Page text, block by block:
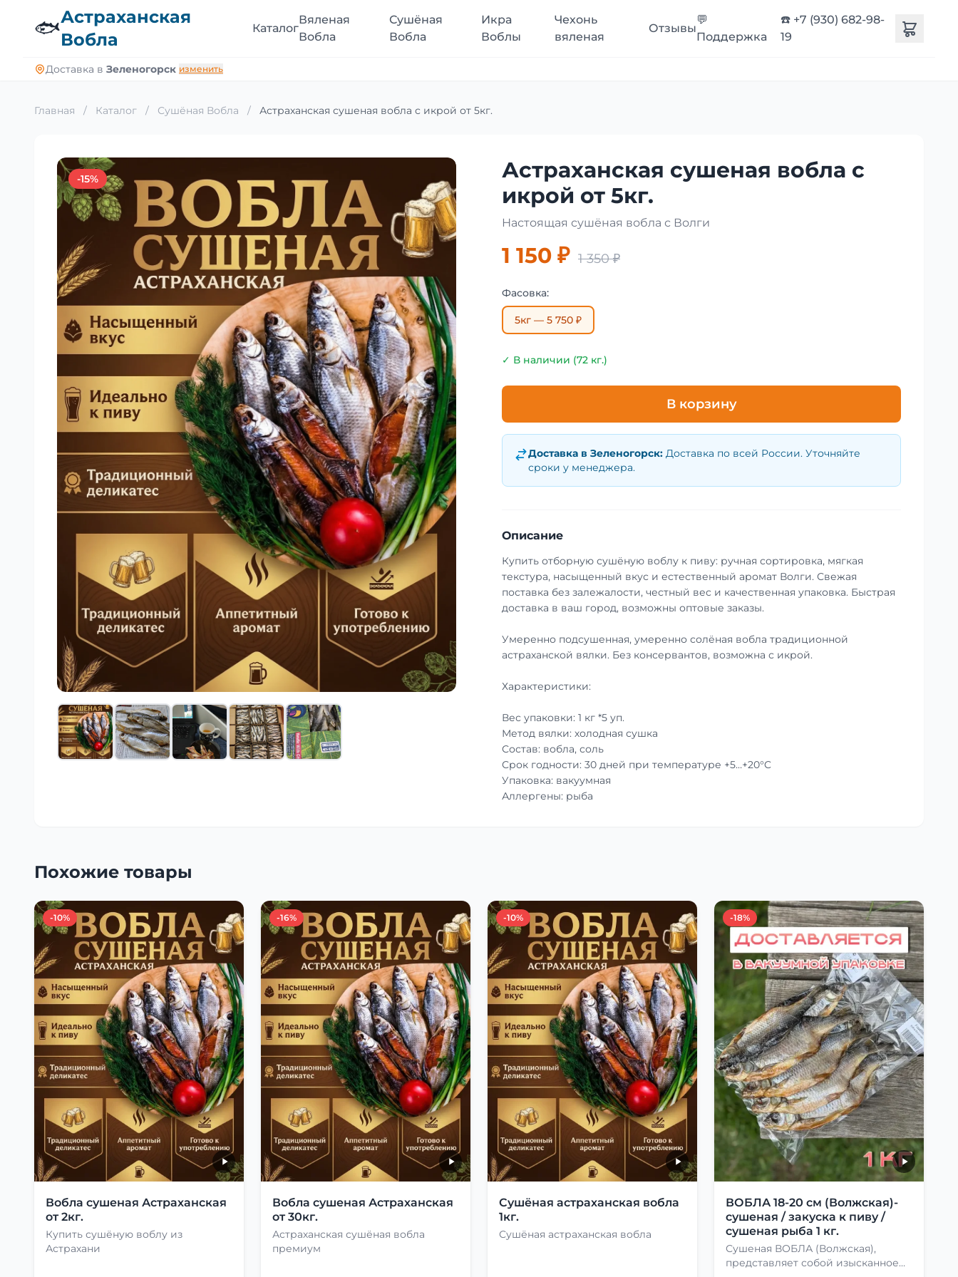
🐟Астраханская
Вобла
Каталог
Вяленая
Вобла
Сушёная
Вобла
Икра
Воблы
Чехонь
вяленая
Отзывы
💬
Поддержка
☎️ +7 (930) 682-98-
19
Доставка в Зеленогорск изменить
Главная / Каталог / Сушёная Вобла / Астраханская сушеная вобла с икрой от 5кг.
-15%
Астраханская сушеная вобла с
икрой от 5кг.
Настоящая сушёная вобла с Волги
1 150 ₽ 1 350 ₽
Фасовка:
5кг — 5 750 ₽
✓ В наличии (72 кг.)
В корзину
Доставка в Зеленогорск: Доставка по всей России. Уточняйте
сроки у менеджера.
Описание
Купить отборную сушёную воблу к пиву: ручная сортировка, мягкая
текстура, насыщенный вкус и естественный аромат Волги. Свежая
поставка без залежалости, честный вес и качественная упаковка. Быстрая
доставка в ваш город, возможны оптовые заказы.
Умеренно подсушенная, умеренно солёная вобла традиционной
астраханской вялки. Без консервантов, возможна с икрой.
Характеристики:
Вес упаковки: 1 кг *5 уп.
Метод вялки: холодная сушка
Состав: вобла, соль
Срок годности: 30 дней при температуре +5…+20°C
Упаковка: вакуумная
Аллергены: рыба
Похожие товары
-10%
Вобла сушеная Астраханская
от 2кг.
Купить сушёную воблу из
Астрахани
-16%
Вобла сушеная Астраханская
от 30кг.
Астраханская сушёная вобла
премиум
-10%
Сушёная астраханская вобла
1кг.
Сушёная астраханская вобла
-18%
ВОБЛА 18-20 см (Волжская)-
сушеная / закуска к пиву /
сушеная рыба 1 кг.
Сушеная ВОБЛА (Волжская),
представляет собой изысканное